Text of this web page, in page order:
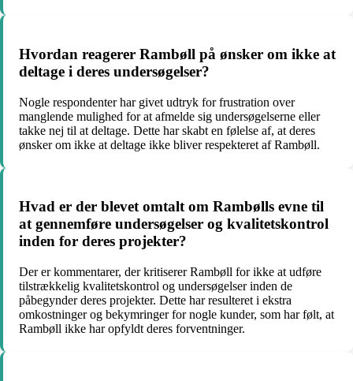
Hvordan reagerer Rambøll på ønsker om ikke at
deltage i deres undersøgelser?
Nogle respondenter har givet udtryk for frustration over
manglende mulighed for at afmelde sig undersøgelserne eller
takke nej til at deltage. Dette har skabt en følelse af, at deres
ønsker om ikke at deltage ikke bliver respekteret af Rambøll.
Hvad er der blevet omtalt om Rambølls evne til
at gennemføre undersøgelser og kvalitetskontrol
inden for deres projekter?
Der er kommentarer, der kritiserer Rambøll for ikke at udføre
tilstrækkelig kvalitetskontrol og undersøgelser inden de
påbegynder deres projekter. Dette har resulteret i ekstra
omkostninger og bekymringer for nogle kunder, som har følt, at
Rambøll ikke har opfyldt deres forventninger.